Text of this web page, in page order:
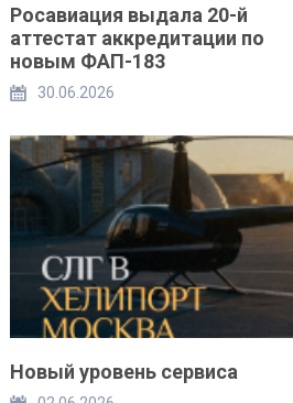
Росавиация выдала 20-й
аттестат аккредитации по
новым ФАП-183
30.06.2026
Новый уровень сервиса